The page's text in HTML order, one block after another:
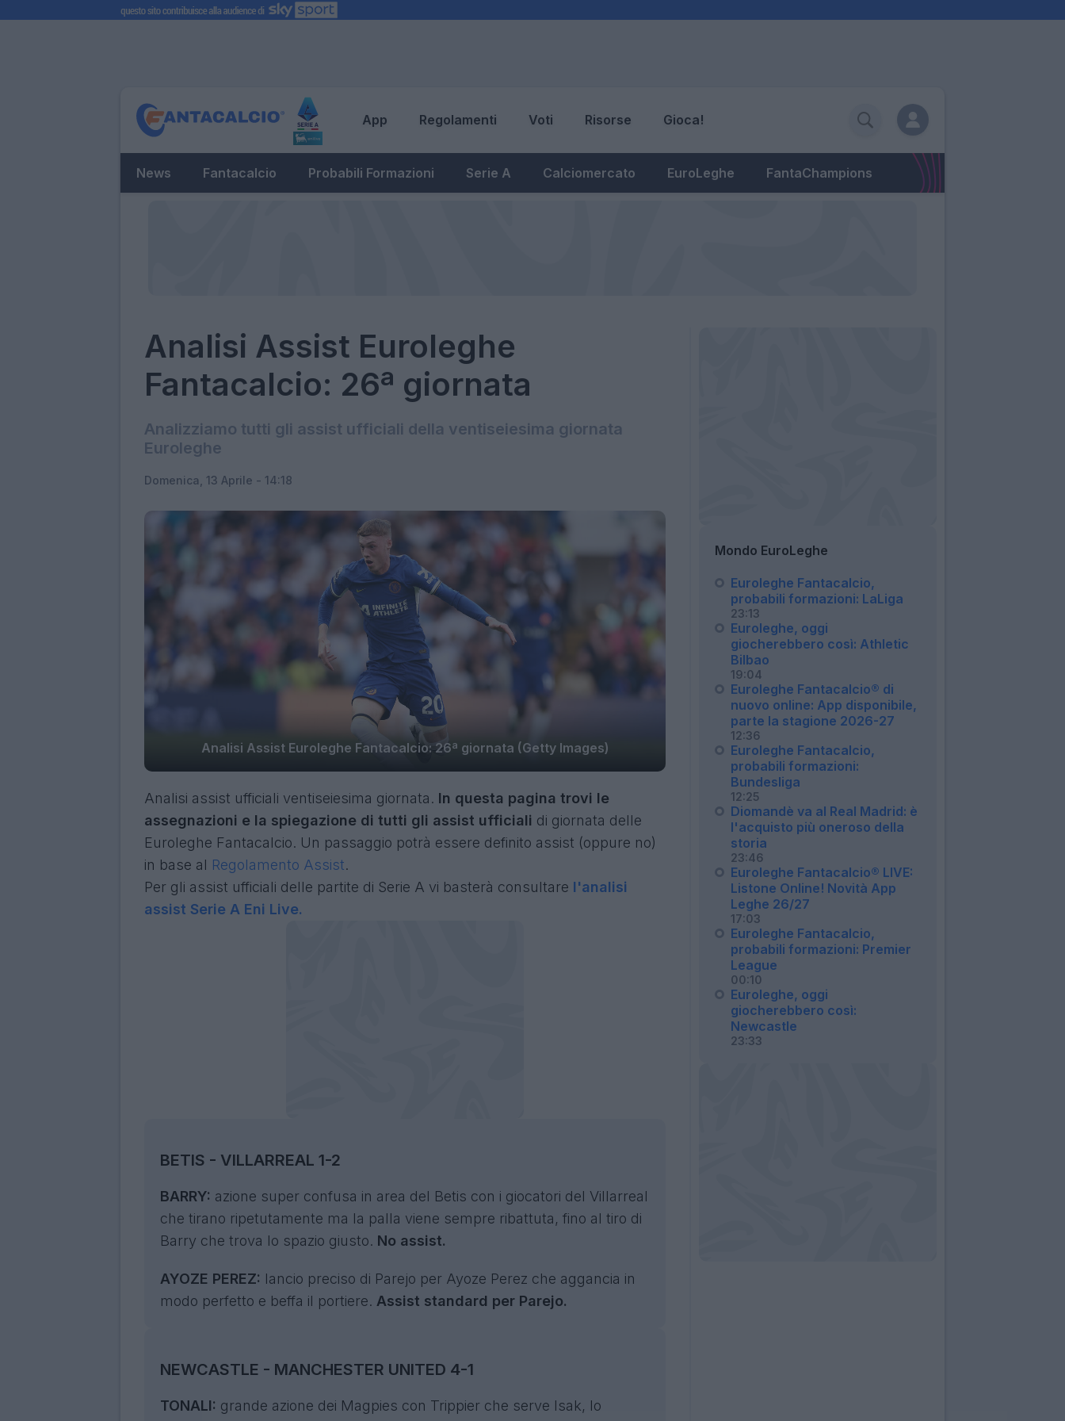
App Regolamenti Voti Risorse Gioca!
News Fantacalcio Probabili Formazioni Serie A Calciomercato EuroLeghe FantaChampions
Analisi Assist Euroleghe
Fantacalcio: 26ª giornata
Analizziamo tutti gli assist ufficiali della ventiseiesima giornata
Euroleghe
Domenica, 13 Aprile - 14:18
Analisi Assist Euroleghe Fantacalcio: 26ª giornata (Getty Images)
Analisi assist ufficiali ventiseiesima giornata. In questa pagina trovi le
assegnazioni e la spiegazione di tutti gli assist ufficiali di giornata delle
Euroleghe Fantacalcio. Un passaggio potrà essere definito assist (oppure no)
in base al Regolamento Assist.
Per gli assist ufficiali delle partite di Serie A vi basterà consultare l'analisi
assist Serie A Eni Live.
BETIS - VILLARREAL 1-2
BARRY: azione super confusa in area del Betis con i giocatori del Villarreal
che tirano ripetutamente ma la palla viene sempre ribattuta, fino al tiro di
Barry che trova lo spazio giusto. No assist.
AYOZE PEREZ: lancio preciso di Parejo per Ayoze Perez che aggancia in
modo perfetto e beffa il portiere. Assist standard per Parejo.
NEWCASTLE - MANCHESTER UNITED 4-1
TONALI: grande azione dei Magpies con Trippier che serve Isak, lo
Mondo EuroLeghe
Euroleghe Fantacalcio,
probabili formazioni: LaLiga
23:13
Euroleghe, oggi
giocherebbero così: Athletic
Bilbao
19:04
Euroleghe Fantacalcio® di
nuovo online: App disponibile,
parte la stagione 2026-27
12:36
Euroleghe Fantacalcio,
probabili formazioni:
Bundesliga
12:25
Diomandè va al Real Madrid: è
l'acquisto più oneroso della
storia
23:46
Euroleghe Fantacalcio® LIVE:
Listone Online! Novità App
Leghe 26/27
17:03
Euroleghe Fantacalcio,
probabili formazioni: Premier
League
00:10
Euroleghe, oggi
giocherebbero così:
Newcastle
23:33